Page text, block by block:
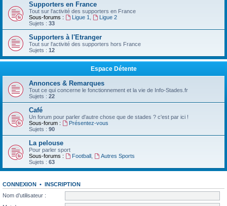
Supporters en France
Tout sur l'activité des supporters en France
Sous-forums :
Ligue 1
Ligue 2
Sujets : 33
Supporters à l'Etranger
Tout sur l'activité des supporters hors France
Sujets : 12
Espace Détente
Annonces & Remarques
Tout ce qui concerne le fonctionnement et la vie de Info-Stades.fr
Sujets : 22
Café
Un forum pour parler d'autre chose que de stades ? c'est par ici !
Sous-forum :
Présentez-vous
Sujets : 90
La pelouse
Pour parler sport
Sous-forums :
Football,
Autres Sports
Sujets : 63
CONNEXION • INSCRIPTION
Nom d’utilisateur :